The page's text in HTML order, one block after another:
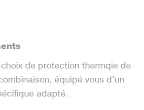
de protection thermqie de
équipé vous d’un
adapté.